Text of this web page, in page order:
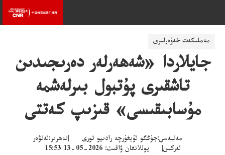
مەملىكەت خەۋەرلىرى
جايلاردا «شەھەرلەر دەرىجىدىن
تاشقىرى پۇتبول بىرلەشمە
مۇسابىقىسى» قىزىپ كەتتى
مەنبەسى:جۇڭگو ئۇيغۇرچە رادىيو تورى |تەھرىر:ئەنۋەر
ئەركىن| يوللانغان ۋاقىت: 2026-05-13 15:53